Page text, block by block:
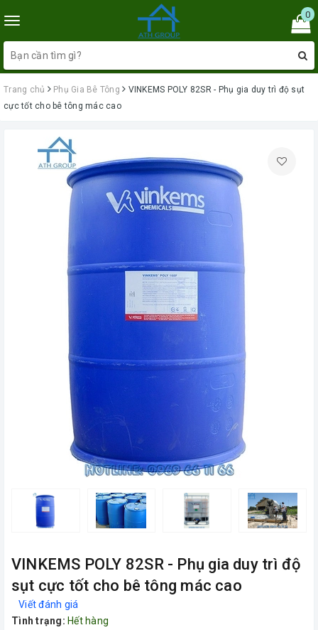
Toggle
navigation
0
Trang chủ Phụ Gia Bê Tông
VINKEMS POLY 82SR - Phụ gia duy trì độ sụt
cực tốt cho bê tông mác cao
VINKEMS POLY 82SR - Phụ gia duy trì độ
sụt cực tốt cho bê tông mác cao
Viết đánh giá
Tình trạng: Hết hàng